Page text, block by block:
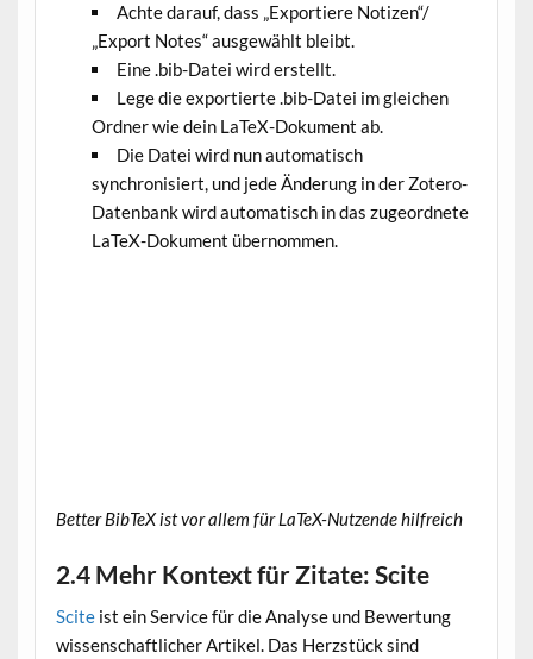
Achte darauf, dass „Exportiere Notizen“/
„Export Notes“ ausgewählt bleibt.
Eine .bib-Datei wird erstellt.
Lege die exportierte .bib-Datei im gleichen
Ordner wie dein LaTeX-Dokument ab.
Die Datei wird nun automatisch
synchronisiert, und jede Änderung in der Zotero-
Datenbank wird automatisch in das zugeordnete
LaTeX-Dokument übernommen.
Better BibTeX ist vor allem für LaTeX-Nutzende hilfreich
2.4 Mehr Kontext für Zitate: Scite
Sciteist ein Service für die Analyse und Bewertung
wissenschaftlicher Artikel. Das Herzstück sind